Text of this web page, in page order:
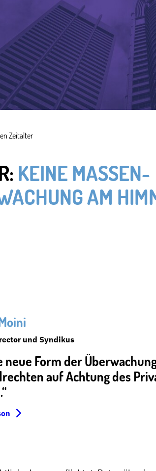
Zeitalter
KEINE MASSEN­
AM
– Plattform
Verarbeitung von
gegen die sogenannte
ein erstes wegweisendes
Anfang Dezember 2022
dem Verwaltungsgericht
des Bundeskriminalamts
und Syndikus
neue Form der
auf Achtung des